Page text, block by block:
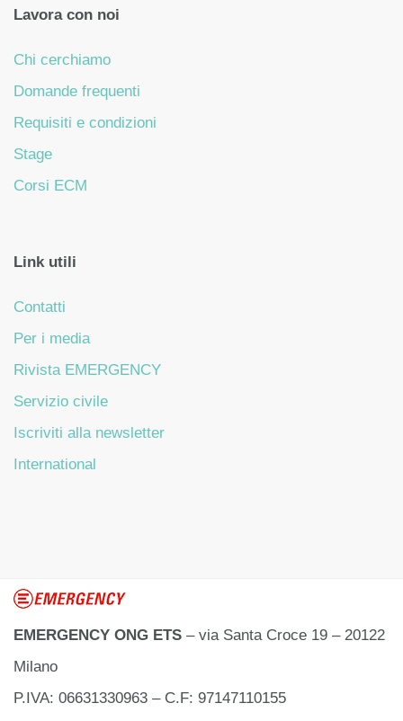
Lavora con noi
Chi cerchiamo
Domande frequenti
Requisiti e condizioni
Stage
Corsi ECM
Link utili
Contatti
Per i media
Rivista EMERGENCY
Servizio civile
Iscriviti alla newsletter
International
EMERGENCY ONG ETS – via Santa Croce 19 – 20122
Milano
P.IVA: 06631330963 – C.F: 97147110155